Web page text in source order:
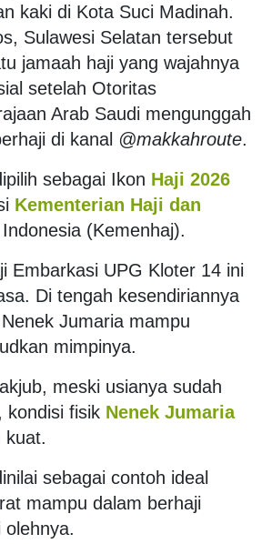
kaki di Kota Suci Madinah.
Sulawesi Selatan tersebut
jamaah haji yang wajahnya
setelah Otoritas
Arab Saudi mengunggah
di kanal @makkahroute.
sebagai Ikon Haji 2026
Kementerian Haji dan
(Kemenhaj).
Embarkasi UPG Kloter 14 ini
Di tengah kesendiriannya
Jumaria mampu
mimpinya.
meski usianya sudah
kondisi fisik Nenek Jumaria
kuat.
sebagai contoh ideal
mampu dalam berhaji